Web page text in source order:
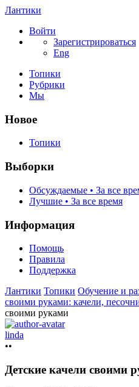
Лантики
Войти
Зарегистрироваться
Eng
Топики
Рубрики
Мы
Новое
Топики
Выборки
Обсуждаемые • За все
Лучшие • За все время
Информация
Помощь
Правила
Поддержка
Лантики Топики Обучение и
своими руками: качели,
своими руками
linda
••
Детские качели своими